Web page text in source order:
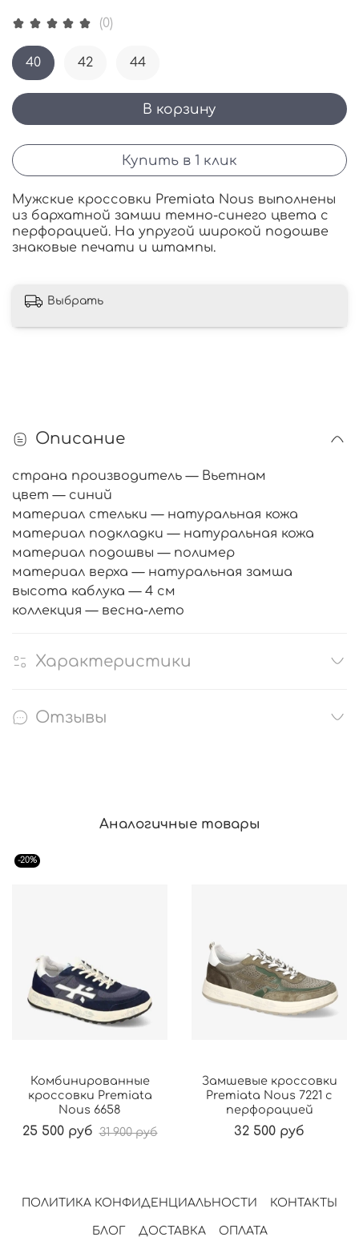
(0)
В корзину
Купить в 1 клик
40 42 44
Мужские кроссовки Premiata Nous выполнены
из бархатной замши темно-синего цвета с
перфорацией. На упругой широкой подошве
знаковые печати и штампы.
Выбрать
Описание
страна производитель — Вьетнам
цвет — синий
материал стельки — натуральная кожа
материал подкладки — натуральная кожа
материал подошвы — полимер
материал верха — натуральная замша
высота каблука — 4 см
коллекция — весна-лето
Характеристики
Отзывы
Аналогичные товары
-20%
Комбинированные
кроссовки Premiata
Nous 6658
25 500 руб 31 900 руб
Замшевые кроссовки
Premiata Nous 7221 с
перфорацией
32 500 руб
ПОЛИТИКА КОНФИДЕНЦИАЛЬНОСТИ КОНТАКТЫ
БЛОГ ДОСТАВКА ОПЛАТА